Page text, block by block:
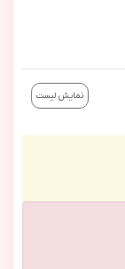
نمایش لیست